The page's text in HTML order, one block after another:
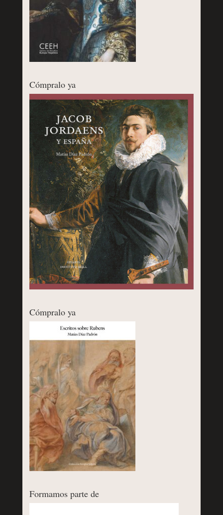
Cómpralo ya
Cómpralo ya
Formamos parte de